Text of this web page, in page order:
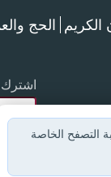
الكريم الحج
اشترك
التصفح الخاصة